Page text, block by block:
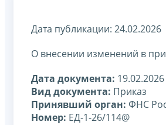
Дата публикации: 24.02.2026
О внесении изменений в
Дата документа: 19.02.2026
Вид документа: Приказ
Принявший орган: ФНС
Номер: ЕД-1-26/114@